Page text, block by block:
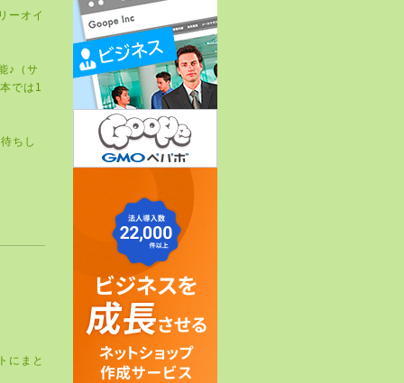
ーオイ
♪（ サ
では1
ちし
にまと